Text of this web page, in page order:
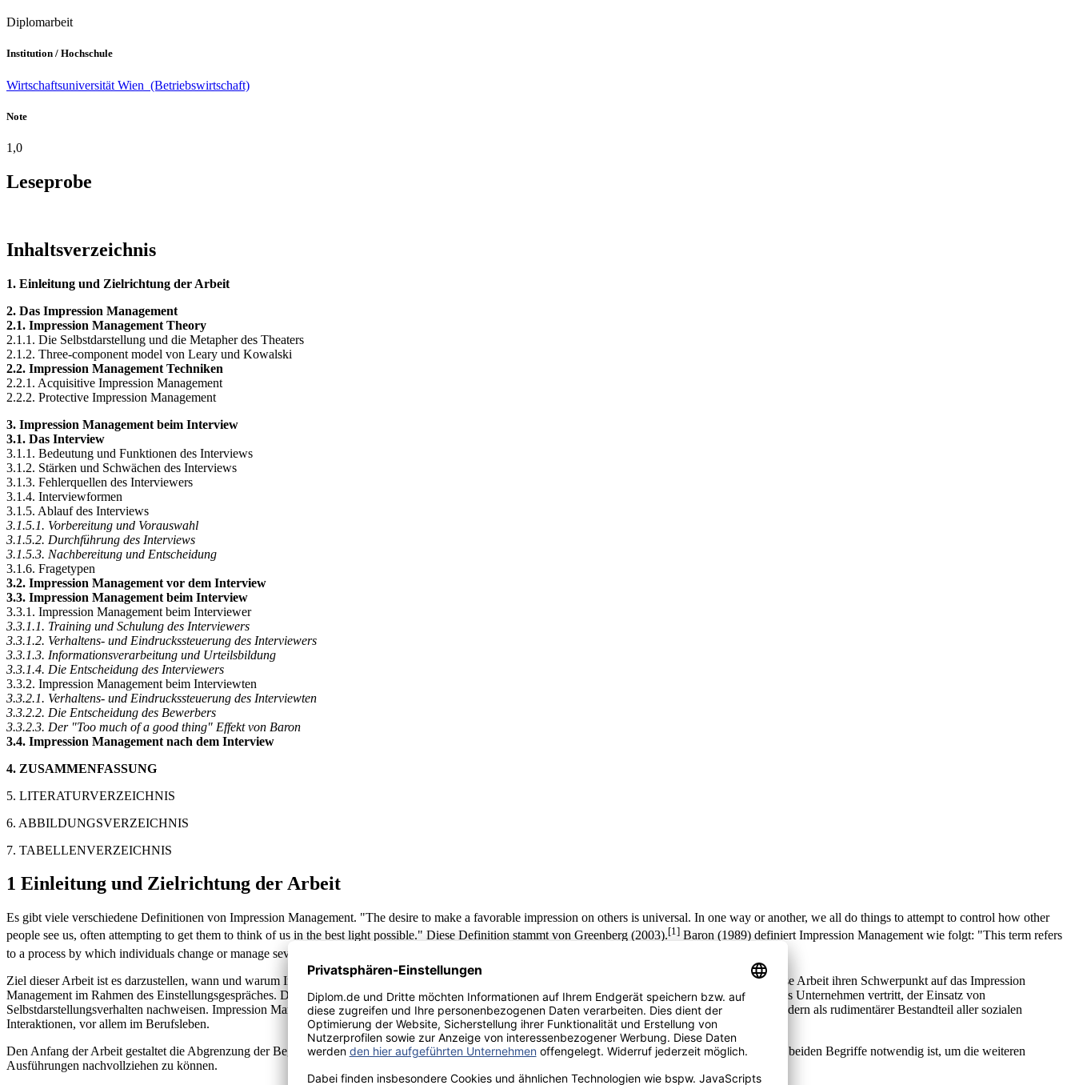
Diplomarbeit
Institution / Hochschule
Wirtschaftsuniversität Wien (Betriebswirtschaft)
Note
1,0
Leseprobe
Inhaltsverzeichnis
1. Einleitung und Zielrichtung der Arbeit
2. Das Impression Management
2.1. Impression Management Theory
2.1.1. Die Selbstdarstellung und die Metapher des Theaters
2.1.2. Three-component model von Leary und Kowalski
2.2. Impression Management Techniken
2.2.1. Acquisitive Impression Management
2.2.2. Protective Impression Management
3. Impression Management beim Interview
3.1. Das Interview
3.1.1. Bedeutung und Funktionen des Interviews
3.1.2. Stärken und Schwächen des Interviews
3.1.3. Fehlerquellen des Interviewers
3.1.4. Interviewformen
3.1.5. Ablauf des Interviews
3.1.5.1. Vorbereitung und Vorauswahl
3.1.5.2. Durchführung des Interviews
3.1.5.3. Nachbereitung und Entscheidung
3.1.6. Fragetypen
3.2. Impression Management vor dem Interview
3.3. Impression Management beim Interview
3.3.1. Impression Management beim Interviewer
3.3.1.1. Training und Schulung des Interviewers
3.3.1.2. Verhaltens- und Eindruckssteuerung des Interviewers
3.3.1.3. Informationsverarbeitung und Urteilsbildung
3.3.1.4. Die Entscheidung des Interviewers
3.3.2. Impression Management beim Interviewten
3.3.2.1. Verhaltens- und Eindruckssteuerung des Interviewten
3.3.2.2. Die Entscheidung des Bewerbers
3.3.2.3. Der "Too much of a good thing" Effekt von Baron
3.4. Impression Management nach dem Interview
4. ZUSAMMENFASSUNG
5. LITERATURVERZEICHNIS
6. ABBILDUNGSVERZEICHNIS
7. TABELLENVERZEICHNIS
1 Einleitung und Zielrichtung der Arbeit
Es gibt viele verschiedene Definitionen von Impression Management. "The desire to make a favorable impression on others is universal. In one way or another, we all do things to attempt to control how other
people see us, often attempting to get them to think of us in the best light possible." Diese Definition stammt von Greenberg (2003).[1] Baron (1989) definiert Impression Management wie folgt: "This term refers
to a process by which individuals change or manage several aspects of their behavior in order to create a positive impression on other."
Ziel dieser Arbeit ist es darzustellen, wann und warum Individuen Impression Management betreiben und wie sie dabei vorgehen. Im Speziellen richtet diese Arbeit ihren Schwerpunkt auf das Impression
Management im Rahmen des Einstellungsgespräches. Dabei lässt sich nicht nur auf Seiten des Bewerbers, sondern auch auf Seiten des Interviewers, der das Unternehmen vertritt, der Einsatz von
Selbstdarstellungsverhalten nachweisen. Impression Management wird heutzutage nicht mehr als böswilliges, ausmanövrierendes Verhalten angesehen, sondern als rudimentärer Bestandteil aller sozialen
Interaktionen, vor allem im Berufsleben.
Den Anfang der Arbeit gestaltet die Abgrenzung der Begriffe Personalauswahl und Personalbeschaffung, da das Verständnis der Unterschiedlichkeit dieser beiden Begriffe notwendig ist, um die weiteren
Ausführungen nachvollziehen zu können.